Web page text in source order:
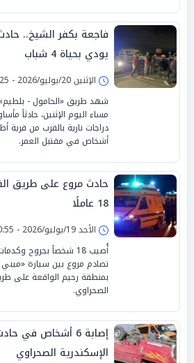
فاجعة بكفر الشيخ..
يودي بحياة 4 شباب
الإثنين 20/يوليو/2026 - 10:25 م
شهد طريق «الحامول -
مساء اليوم الإثنين، حادثاً
أشخاص في مقتبل العمر.
حادث مروع على طريق
18 عاملًا
الأحد 19/يوليو/2026 - 10:55 م
أُصيب 18 شخصاً بجروح
تصادم مروع بين سيارة
بمنطقة رحيم الواقعة على
الصحراوي.
إصابة 6 أشخاص في
الإسكندرية الصحراوي